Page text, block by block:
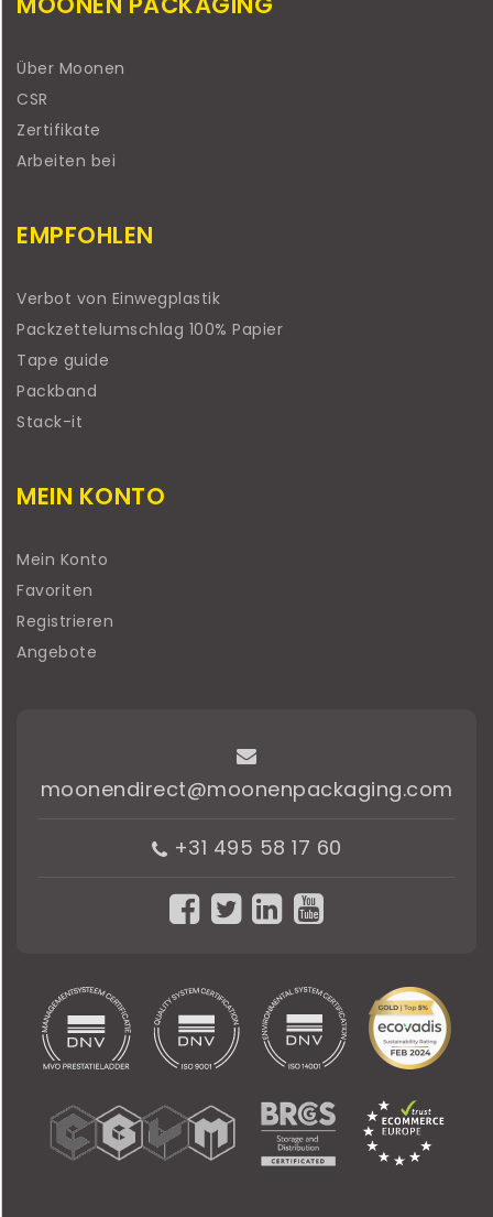
Über Moonen
CSR
Zertifikate
Arbeiten bei
EMPFOHLEN
Verbot von Einwegplastik
Packzettelumschlag 100% Papier
Tape guide
Packband
Stack-it
MEIN KONTO
Mein Konto
Favoriten
Registrieren
Angebote
moonendirect@moonenpackaging.com
+31 495 58 17 60